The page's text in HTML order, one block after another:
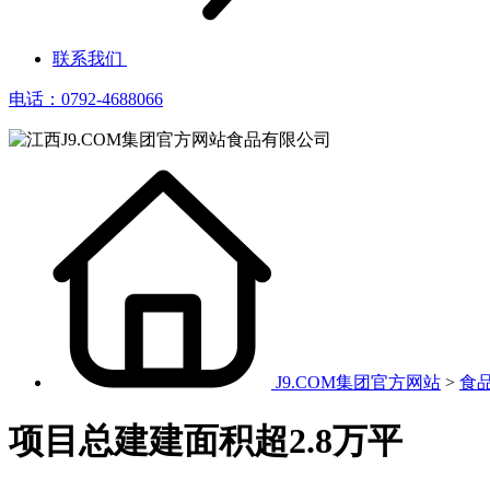
联系我们
电话：0792-4688066
J9.COM集团官方网站 > 食
项目总建建面积超2.8万平